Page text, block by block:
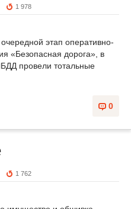
1 978
этап оперативно-
«Безопасная дорога», в
провели тотальные
0
1 762